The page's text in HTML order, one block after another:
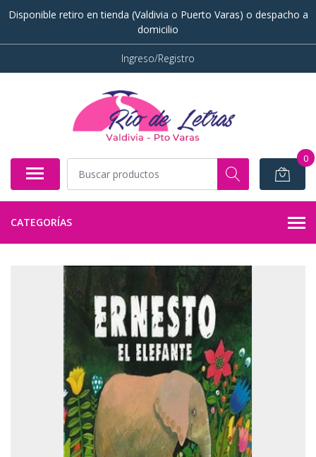
Disponible retiro en tienda (Valdivia o Puerto Varas) o despacho a
domicilio
Ingreso/Registro
0
CATEGORÍAS